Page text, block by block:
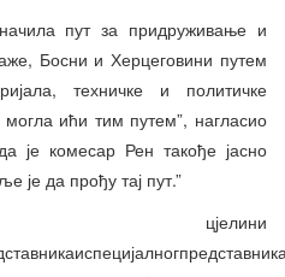
пут за придруживање и
Босни и Херцеговини путем
техничке и политичке
ићи тим путем”, нагласио
је комесар Рен такође јасно
је да прођу тај пут.”